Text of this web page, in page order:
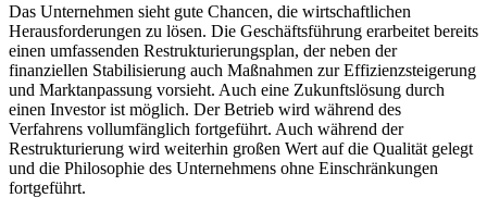
Das Unternehmen sieht gute Chancen, die wirtschaftlichen
Herausforderungen zu lösen. Die Geschäftsführung erarbeitet bereits
einen umfassenden Restrukturierungsplan, der neben der
finanziellen Stabilisierung auch Maßnahmen zur Effizienzsteigerung
und Marktanpassung vorsieht. Auch eine Zukunftslösung durch
einen Investor ist möglich. Der Betrieb wird während des
Verfahrens vollumfänglich fortgeführt. Auch während der
Restrukturierung wird weiterhin großen Wert auf die Qualität gelegt
und die Philosophie des Unternehmens ohne Einschränkungen
fortgeführt.